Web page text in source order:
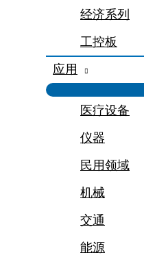
经济系列
工控板
应用
医疗设备
仪器
民用领域
机械
交通
能源